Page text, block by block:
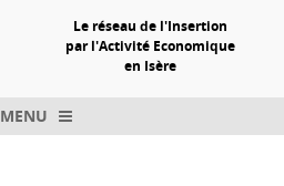
Le réseau de l'Insertion
par l'Activité Economique
en Isère
MENU